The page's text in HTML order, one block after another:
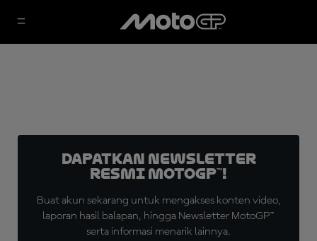
Dapatkan Newsletter
Resmi MotoGP™!
Buat akun sekarang untuk mengakses konten video,
laporan hasil balapan, hingga Newsletter MotoGP™
serta informasi menarik lainnya.